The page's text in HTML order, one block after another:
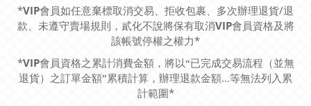
*VIP會員如任意棄標取消交易、拒收包裹、多次辦理退貨/退
款、未遵守賣場規則，貳化不說將保有取消VIP會員資格及將
該帳號停權之權力*
*VIP會員資格之累計消費金額，將以“已完成交易流程（並無
退貨）之訂單金額”累積計算，辦理退款金額...等無法列入累
計範圍*